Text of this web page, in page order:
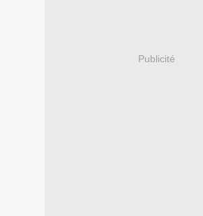
Publicité